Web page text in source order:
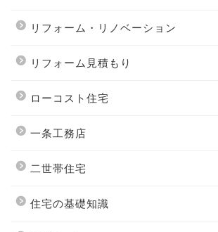
リフォーム・リノベーション
リフォーム見積もり
ローコスト住宅
一条工務店
二世帯住宅
住宅の基礎知識